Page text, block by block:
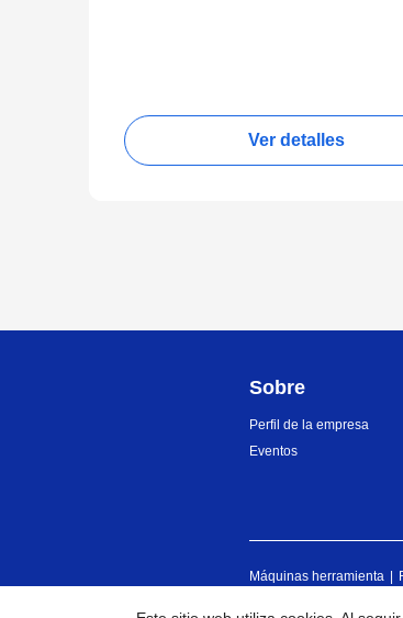
Ver detalles
Sobre
Perfil de la empresa
Eventos
Máquinas herramienta